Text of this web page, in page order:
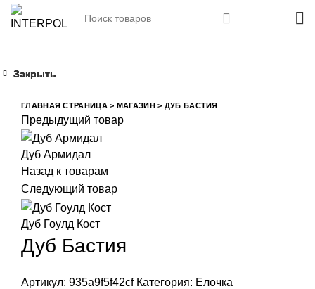
ГЛАВНАЯ СТРАНИЦА> МАГАЗИН> ДУБ БАСТИЯ
Предыдущий товар
Дуб Армидал
Назад к товарам
Следующий товар
Дуб Гоулд Кост
Дуб Бастия
Артикул: 935a9f5f42cf Категория: Елочка
Закрыть
Закрыть
Закрыть
Закрыть